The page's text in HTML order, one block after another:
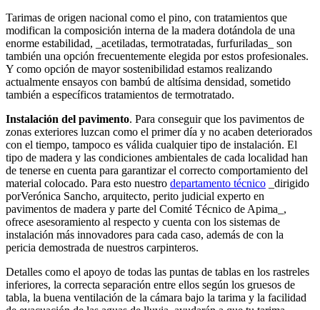
Tarimas de origen nacional como el pino, con tratamientos que
modifican la composición interna de la madera dotándola de una
enorme estabilidad, _acetiladas, termotratadas, furfuriladas_ son
también una opción frecuentemente elegida por estos profesionales.
Y como opción de mayor sostenibilidad estamos realizando
actualmente ensayos con bambú de altísima densidad, sometido
también a específicos tratamientos de termotratado.
Instalación del pavimento. Para conseguir que los pavimentos de
zonas exteriores luzcan como el primer día y no acaben deteriorados
con el tiempo, tampoco es válida cualquier tipo de instalación. El
tipo de madera y las condiciones ambientales de cada localidad han
de tenerse en cuenta para garantizar el correcto comportamiento del
material colocado. Para esto nuestro departamento técnico _dirigido
porVerónica Sancho, arquitecto, perito judicial experto en
pavimentos de madera y parte del Comité Técnico de Apima_,
ofrece asesoramiento al respecto y cuenta con los sistemas de
instalación más innovadores para cada caso, además de con la
pericia demostrada de nuestros carpinteros.
Detalles como el apoyo de todas las puntas de tablas en los rastreles
inferiores, la correcta separación entre ellos según los gruesos de
tabla, la buena ventilación de la cámara bajo la tarima y la facilidad